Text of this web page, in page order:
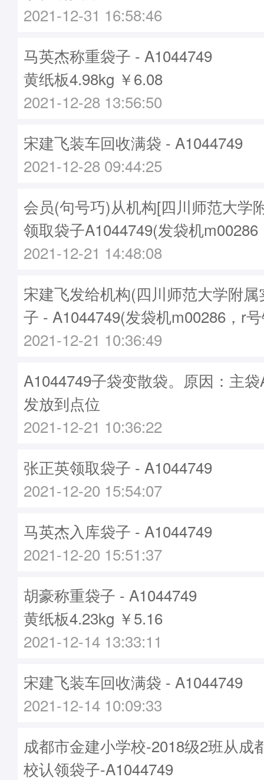
2021-12-31 16:58:46
马英杰称重袋子 - A1044749
黄纸板4.98kg ￥6.08
2021-12-28 13:56:50
宋建飞装车回收满袋 - A1044749
2021-12-28 09:44:25
会员(句号巧)从机构[四川师范大学
领取袋子A1044749(发袋机
2021-12-21 14:48:08
宋建飞发给机构(四川师范大学附
子 - A1044749(发袋机m00286，r
2021-12-21 10:36:49
A1044749子袋变散袋。原因：主
发放到点位
2021-12-21 10:36:22
张正英领取袋子 - A1044749
2021-12-20 15:54:07
马英杰入库袋子 - A1044749
2021-12-20 15:51:37
胡豪称重袋子 - A1044749
黄纸板4.23kg ￥5.16
2021-12-14 13:33:11
宋建飞装车回收满袋 - A1044749
2021-12-14 10:09:33
成都市金建小学校-2018级2班从成
校认领袋子-A1044749